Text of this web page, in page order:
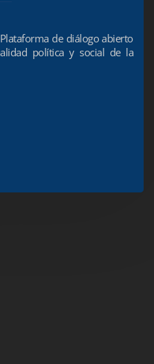
de diálogo abierto
política y social de la